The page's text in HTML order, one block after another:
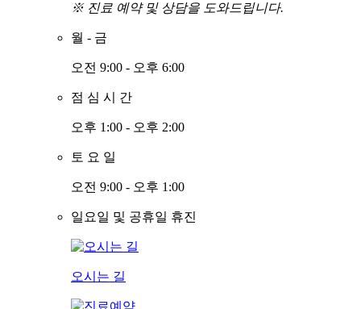
※ 진료 예약 및 상담을 도와드립니다.
월 - 금
오전 9:00 - 오후 6:00
점 심 시 간
오후 1:00 - 오후 2:00
토 요 일
오전 9:00 - 오후 1:00
일요일 및 공휴일 휴진
오시는 길